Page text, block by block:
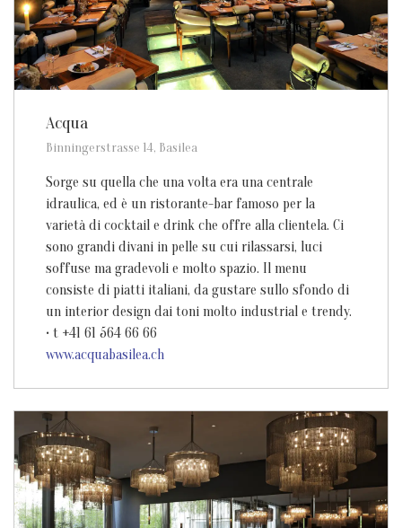
Acqua
Binningerstrasse 14, Basilea
Sorge su quella che una volta era una centrale
idraulica, ed è un ristorante-bar famoso per la
varietà di cocktail e drink che offre alla clientela. Ci
sono grandi divani in pelle su cui rilassarsi, luci
soffuse ma gradevoli e molto spazio. Il menu
consiste di piatti italiani, da gustare sullo sfondo di
un interior design dai toni molto industrial e trendy.
• t +41 61 564 66 66
www.acquabasilea.ch